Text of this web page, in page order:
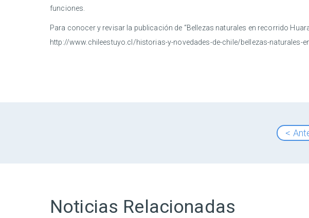
funciones.
Para conocer y revisar la publicación de “Bellezas naturales en recorrido
http://www.chileestuyo.cl/historias-y-novedades-de-chile/bellezas-naturales-
<
Noticias Relacionadas